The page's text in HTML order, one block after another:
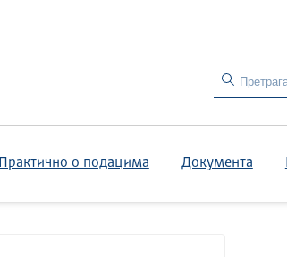
Практично о подацима Документа